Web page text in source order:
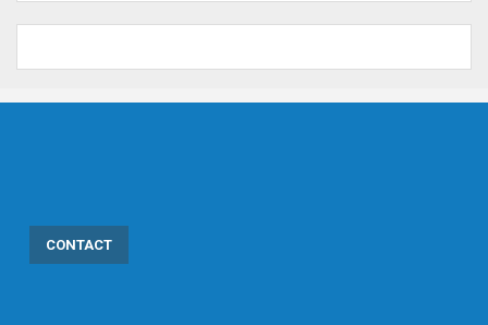
CONTACT